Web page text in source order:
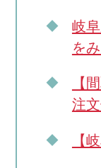
岐
を
【
注
【